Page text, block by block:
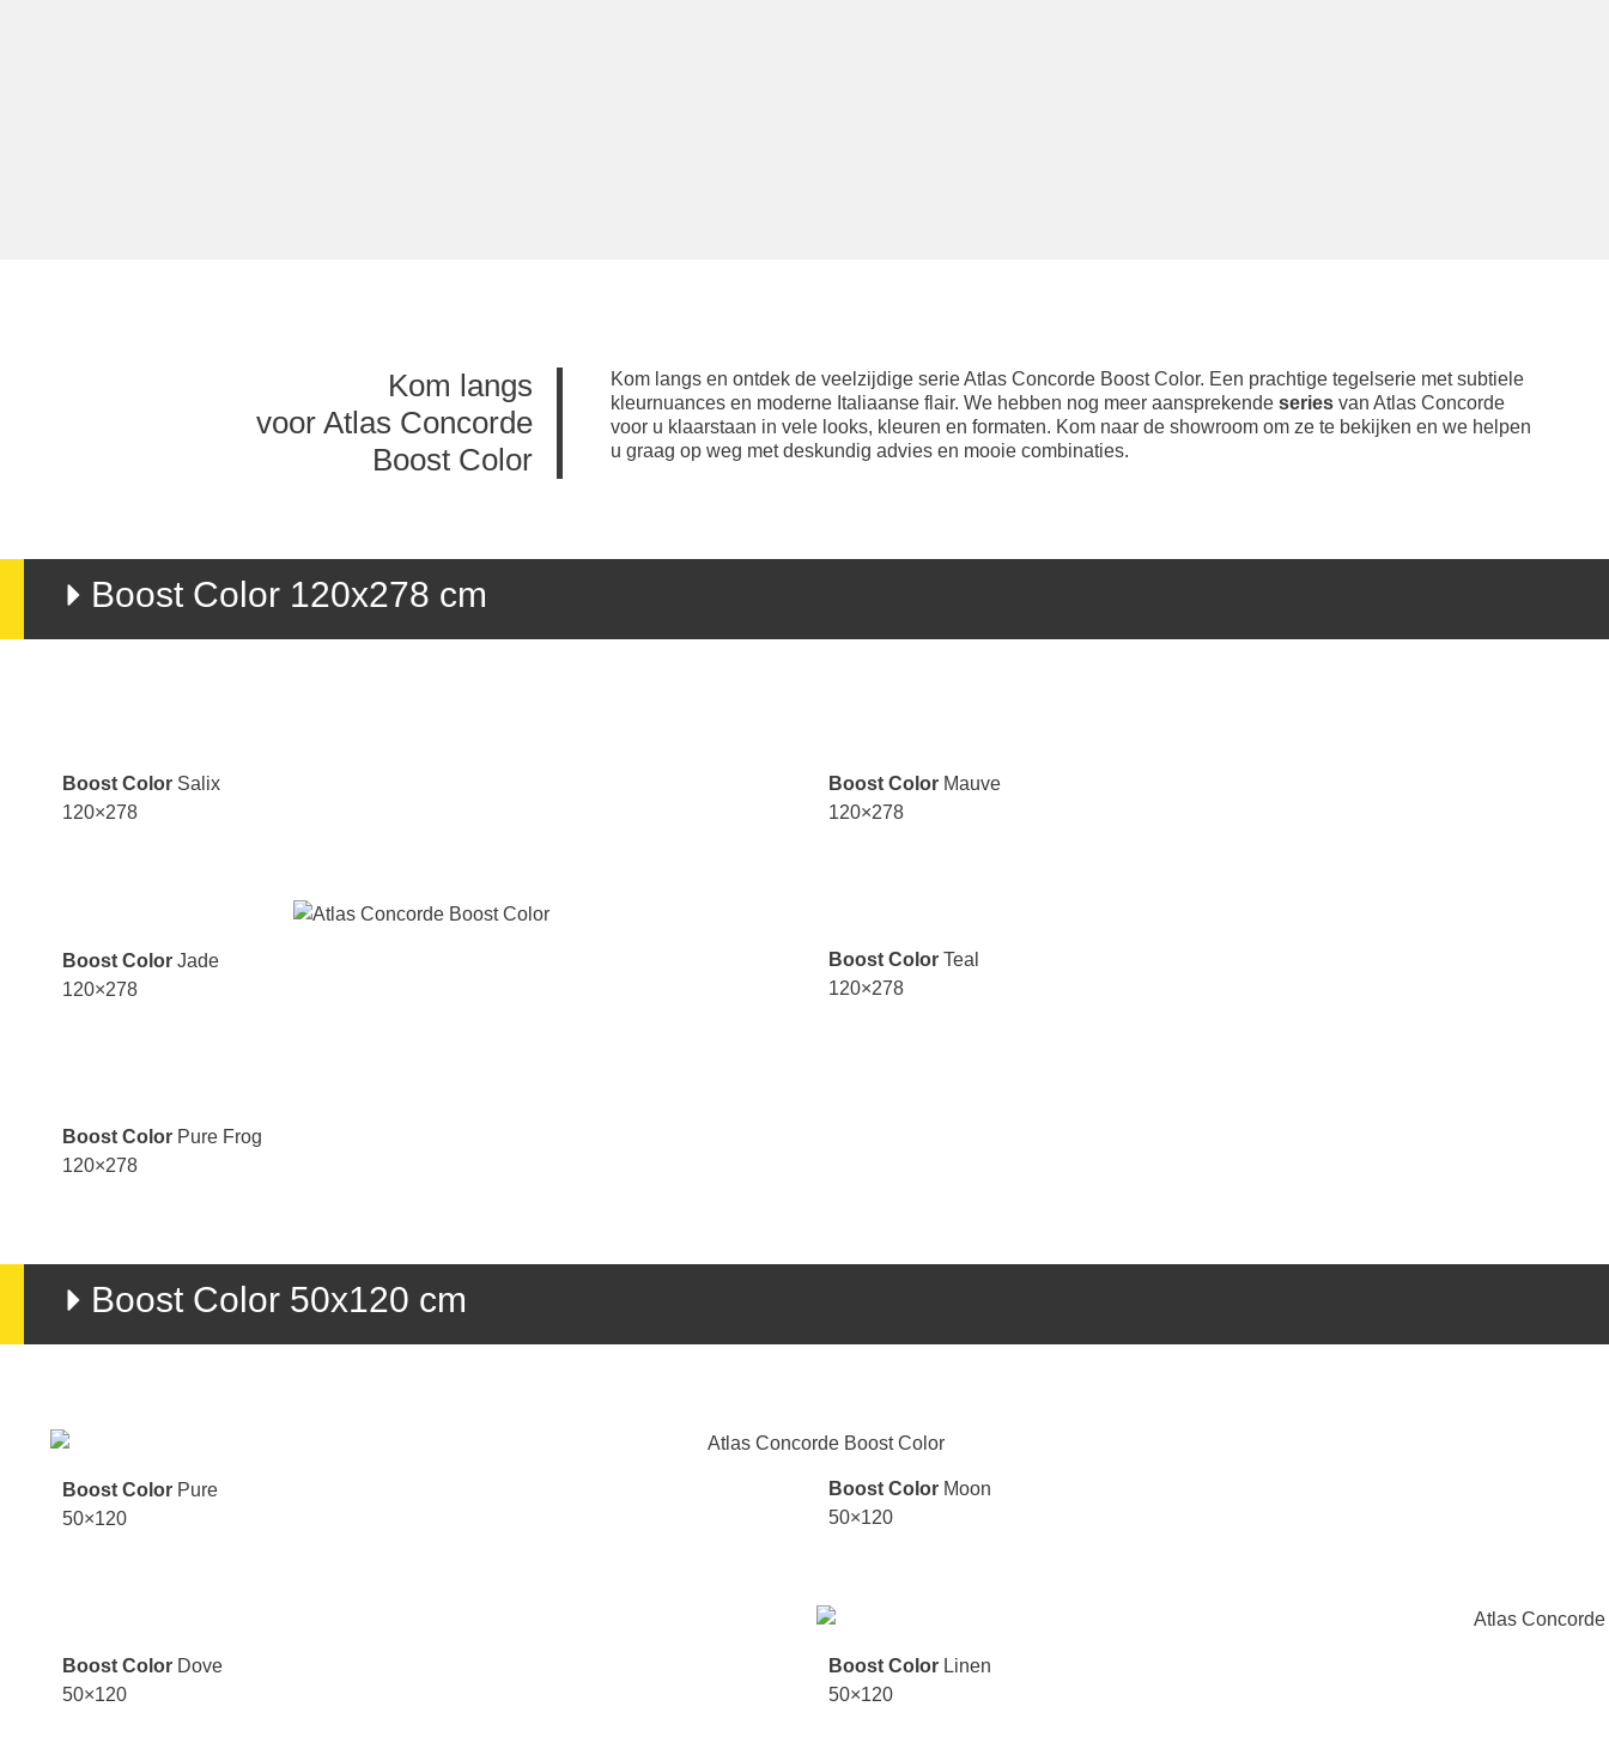
Kom langs
voor Atlas Concorde
Boost Color
Kom langs en ontdek de veelzijdige serie Atlas Concorde Boost Color. Een prachtige tegelserie met subtiele
kleurnuances en moderne Italiaanse flair. We hebben nog meer aansprekende series van Atlas Concorde
voor u klaarstaan in vele looks, kleuren en formaten. Kom naar de showroom om ze te bekijken en we helpen
u graag op weg met deskundig advies en mooie combinaties.
Boost Color 120x278 cm
Boost Color Salix
120×278
Boost Color Mauve
120×278
Boost Color Jade
120×278
Boost Color Teal
120×278
Boost Color Pure Frog
120×278
Boost Color 50x120 cm
Boost Color Pure
50×120
Boost Color Moon
50×120
Boost Color Dove
50×120
Boost Color Linen
50×120